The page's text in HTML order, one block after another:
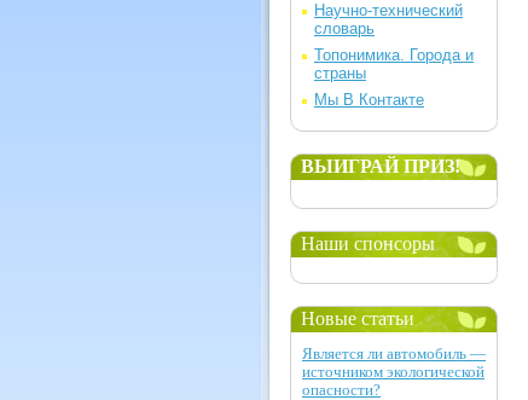
Научно-технический
словарь
Топонимика. Города и
страны
Мы В Контакте
ВЫИГРАЙ ПРИЗ!
Наши спонсоры
Новые статьи
Является ли автомобиль —
источником экологической
опасности?